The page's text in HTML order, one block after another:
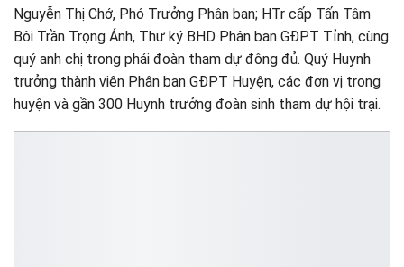
Nguyễn Thị Chớ, Phó Trưởng Phân ban; HTr cấp Tấn Tâm
Bôi Trần Trọng Ánh, Thư ký BHD Phân ban GĐPT Tỉnh, cùng
quý anh chị trong phái đoàn tham dự đông đủ. Quý Huynh
trưởng thành viên Phân ban GĐPT Huyện, các đơn vị trong
huyện và gần 300 Huynh trưởng đoàn sinh tham dự hội trại.